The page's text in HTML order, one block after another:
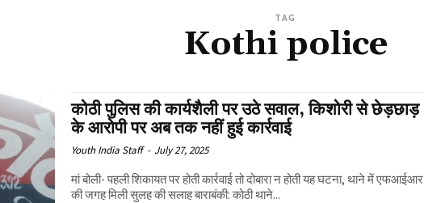
TAG
Kothi police
कोठी पुलिस की कार्यशैली पर उठे सवाल, किशोरी से छेड़छाड़
के आरोपी पर अब तक नहीं हुई कार्रवाई
Youth India Staff - July 27, 2025
मां बोली- पहली शिकायत पर होती कार्रवाई तो दोबारा न होती यह घटना, थाने में एफआईआर
की जगह मिली सुलह की सलाह बाराबंकी: कोठी थाने...